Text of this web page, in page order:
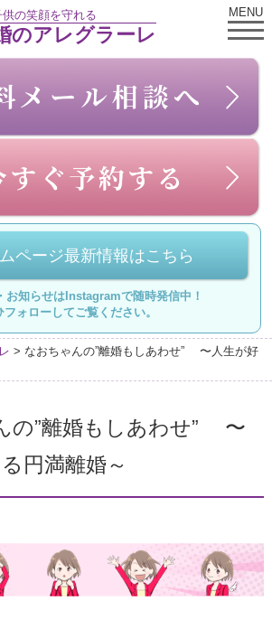
供の笑顔を守れる
のアレグラーレ
MENU
ページ最新情報はこちら
お知らせはInstagramで随時発信中！
フォローしてご覧ください。
> なおちゃんの”離婚もしあわせ” 〜人生が好
の”離婚もしあわせ” 〜
円満離婚～